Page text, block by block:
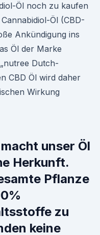
Öl noch zu kaufen
Öl (CBD-
Ankündigung ins
Öl der Marke
Dutch-
CBD Öl wird daher
Wirkung
unser Öl
Herkunft.
Pflanze
zu
keine